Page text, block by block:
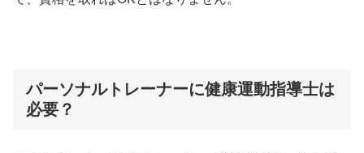
パーソナルトレーナーに健康運動指導士は
必要？